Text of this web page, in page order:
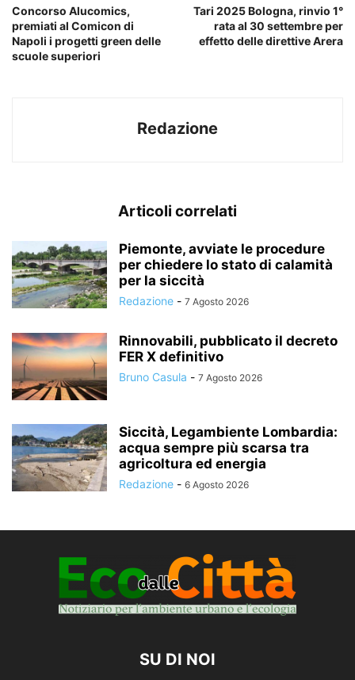
Concorso Alucomics,
premiati al Comicon di
Napoli i progetti green delle
scuole superiori
Tari 2025 Bologna, rinvio 1°
rata al 30 settembre per
effetto delle direttive Arera
Redazione
Articoli correlati
Piemonte, avviate le procedure
per chiedere lo stato di calamità
per la siccità
Redazione - 7 Agosto 2026
Rinnovabili, pubblicato il decreto
FER X definitivo
Bruno Casula - 7 Agosto 2026
Siccità, Legambiente Lombardia:
acqua sempre più scarsa tra
agricoltura ed energia
Redazione - 6 Agosto 2026
SU DI NOI